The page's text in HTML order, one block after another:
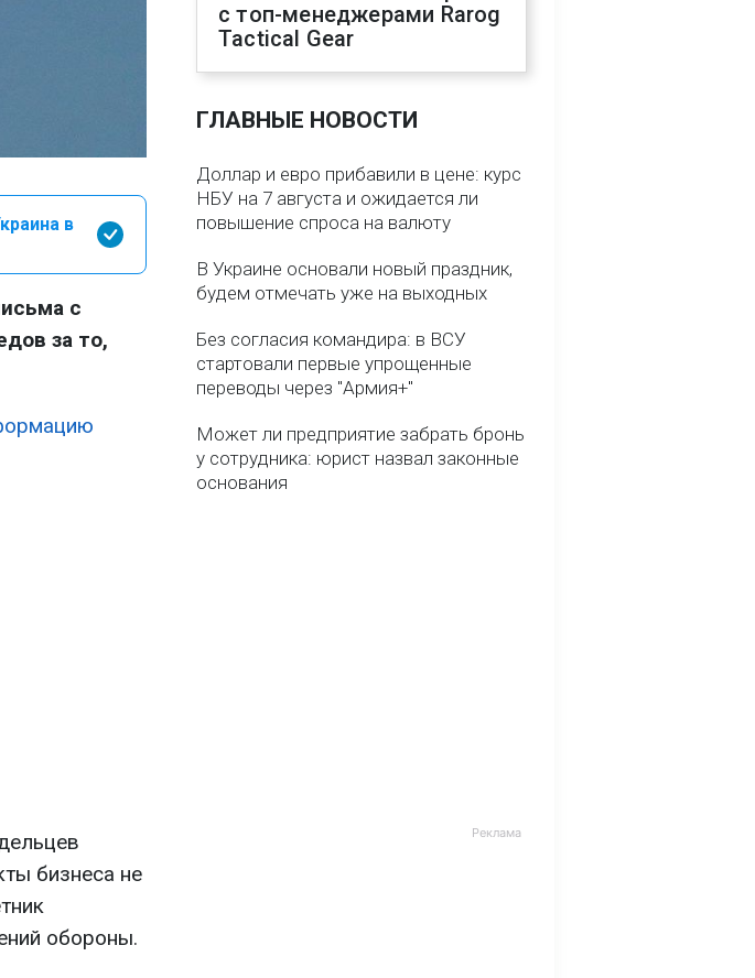
в
с
за то,
бизнеса не
обороны.
с топ-менеджерами Rarog
Tactical Gear
ГЛАВНЫЕ НОВОСТИ
Доллар и евро прибавили в цене: курс
НБУ на 7 августа и ожидается ли
повышение спроса на валюту
В Украине основали новый праздник,
будем отмечать уже на выходных
Без согласия командира: в ВСУ
стартовали первые упрощенные
переводы через "Армия+"
Может ли предприятие забрать бронь
у сотрудника: юрист назвал законные
основания